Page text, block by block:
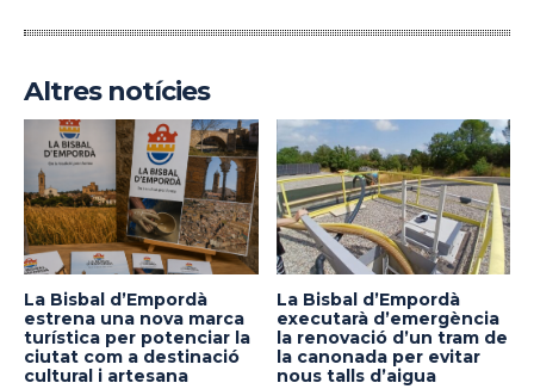
Altres notícies
La Bisbal d’Empordà
estrena una nova marca
turística per potenciar la
ciutat com a destinació
cultural i artesana
La Bisbal d’Empordà
executarà d’emergència
la renovació d’un tram de
la canonada per evitar
nous talls d’aigua